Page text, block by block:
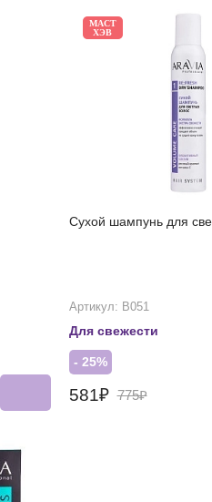
МАСТ
ХЭВ
Сухой шампунь для
Артикул: В051
Для свежести
- 25%
581₽ 775₽